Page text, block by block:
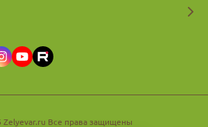
Zelyevar.ru Все права защищены